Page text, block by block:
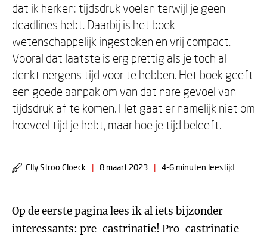
dat ik herken: tijdsdruk voelen terwijl je geen
deadlines hebt. Daarbij is het boek
wetenschappelijk ingestoken en vrij compact.
Vooral dat laatste is erg prettig als je toch al
denkt nergens tijd voor te hebben. Het boek geeft
een goede aanpak om van dat nare gevoel van
tijdsdruk af te komen. Het gaat er namelijk niet om
hoeveel tijd je hebt, maar hoe je tijd beleeft.
Elly Stroo Cloeck | 8 maart 2023 | 4-6 minuten leestijd
Op de eerste pagina lees ik al iets bijzonder
interessants: pre-castrinatie! Pro-castrinatie